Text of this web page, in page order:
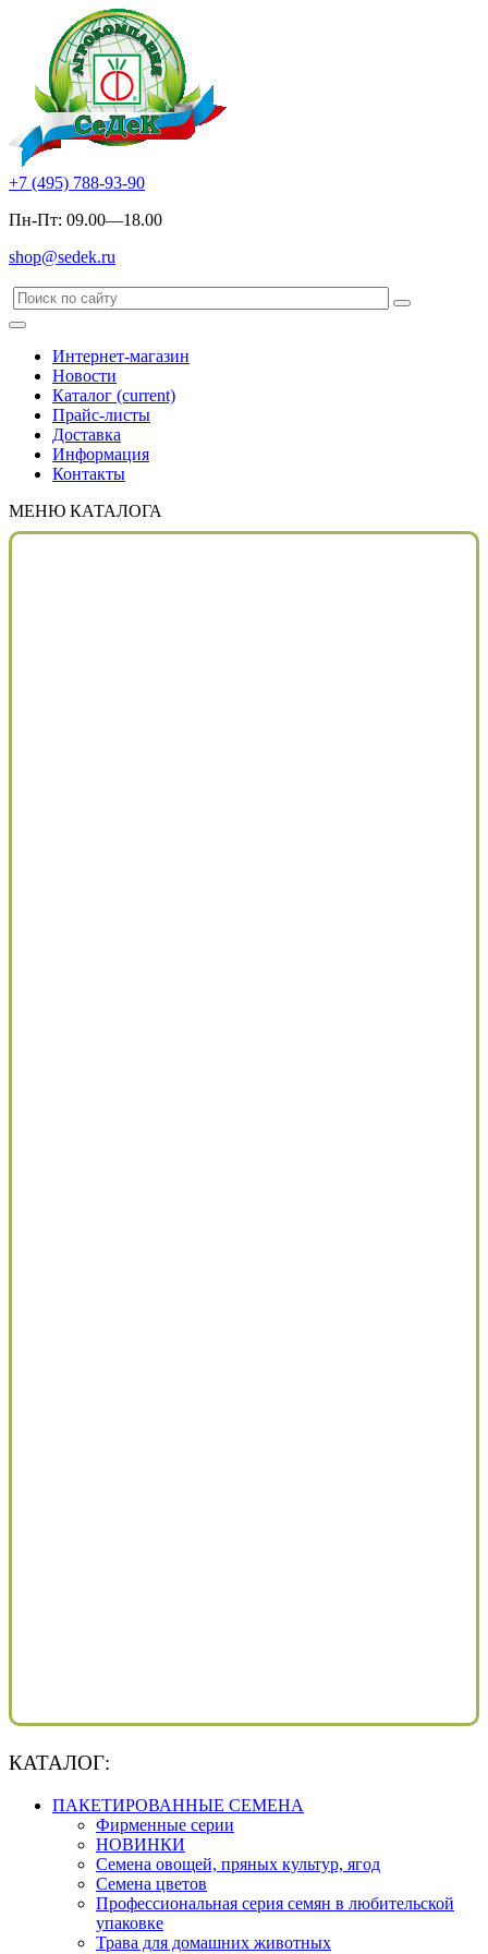
+7 (495) 788-93-90
Пн-Пт: 09.00—18.00
shop@sedek.ru
Интернет-магазин
Новости
Каталог (current)
Прайс-листы
Доставка
Информация
Контакты
МЕНЮ КАТАЛОГА
КАТАЛОГ:
ПАКЕТИРОВАННЫЕ СЕМЕНА
Фирменные серии
НОВИНКИ
Семена овощей, пряных культур, ягод
Семена цветов
Профессиональная серия семян в любительской
упаковке
Трава для домашних животных